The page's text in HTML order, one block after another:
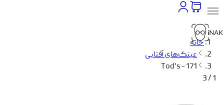
خانه
عینک‌های آفتابی
Tod's - 171
1 / 3